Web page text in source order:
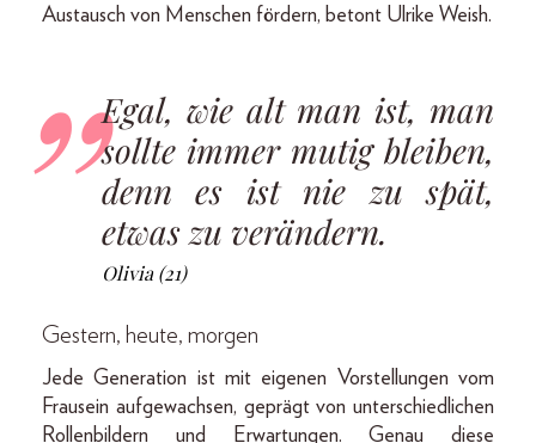
Austausch von Menschen fördern, betont Ulrike Weish.
Egal, wie alt man ist, man
sollte immer mutig bleiben,
denn es ist nie zu spät,
etwas zu verändern.
Olivia (21)
Gestern, heute, morgen
Jede Generation ist mit eigenen Vorstellungen vom
Frausein aufgewachsen, geprägt von unterschiedlichen
Rollenbildern und Erwartungen. Genau diese